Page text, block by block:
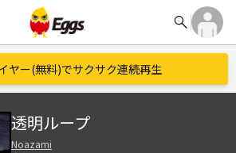
search
ヤー(無料)でサクサク連続再生
透明ループ
Noazami